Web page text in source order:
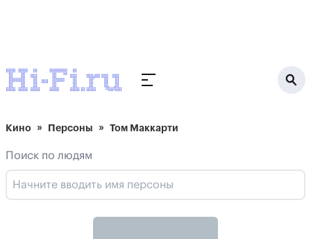
Кино Персоны Том Маккарти
Поиск по людям